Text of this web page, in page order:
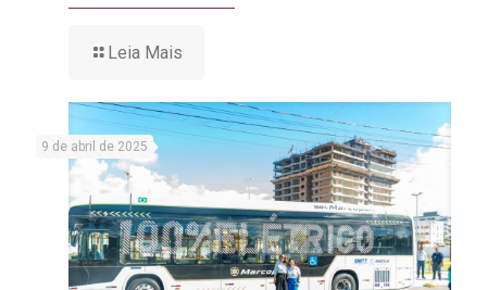
Leia Mais
9 de abril de 2025